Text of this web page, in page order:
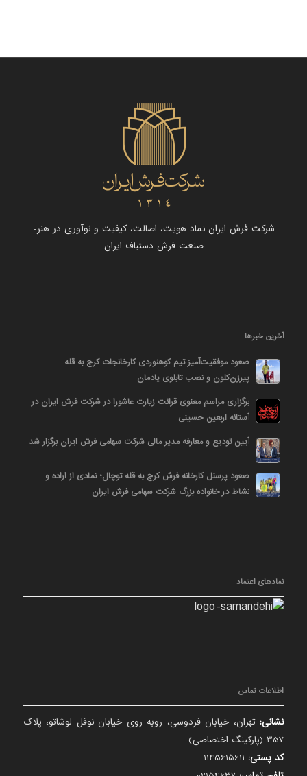
شرکت فرش ایران نماد هویت، اصالت، کیفیت و نوآوری در هنر-
صنعت فرش دستباف ایران
آخرین خبرها
صعود موفقیت‌آمیز تیم کوهنوردی کارخانجات کرج به قله
پیرزن‌کلون و نصب تابلوی یادمان
برگزاری مراسم معنوی قرائت زیارت عاشورا در شرکت فرش ایران در
آستانه اربعین حسینی
آیین تودیع و معارفه مدیر مالی شرکت سهامی فرش ایران برگزار شد
صعود پرسنل کارخانه فرش کرج به قله توچال؛ نمادی از اراده و
نشاط در خانواده بزرگ شرکت سهامی فرش ایران
نمادهای اعتماد
اطلاعات تماس
نشانی: تهران، خیابان فردوسی، روبه روی خیابان نوفل لوشاتو، پلاک
357 (پارکینگ اختصاصی)
کد پستی: